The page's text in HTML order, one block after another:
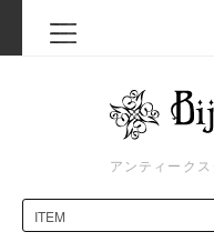
アンティーク